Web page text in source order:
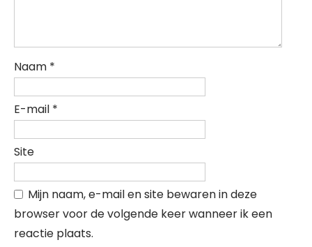
Naam *
E-mail *
Site
Mijn naam, e-mail en site bewaren in deze
browser voor de volgende keer wanneer ik een
reactie plaats.